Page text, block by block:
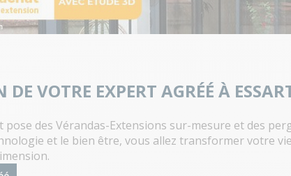
DE VOTRE EXPERT AGRÉÉ À
pose des Vérandas-Extensions sur-mesure et des
et le bien être, vous allez transformer votre